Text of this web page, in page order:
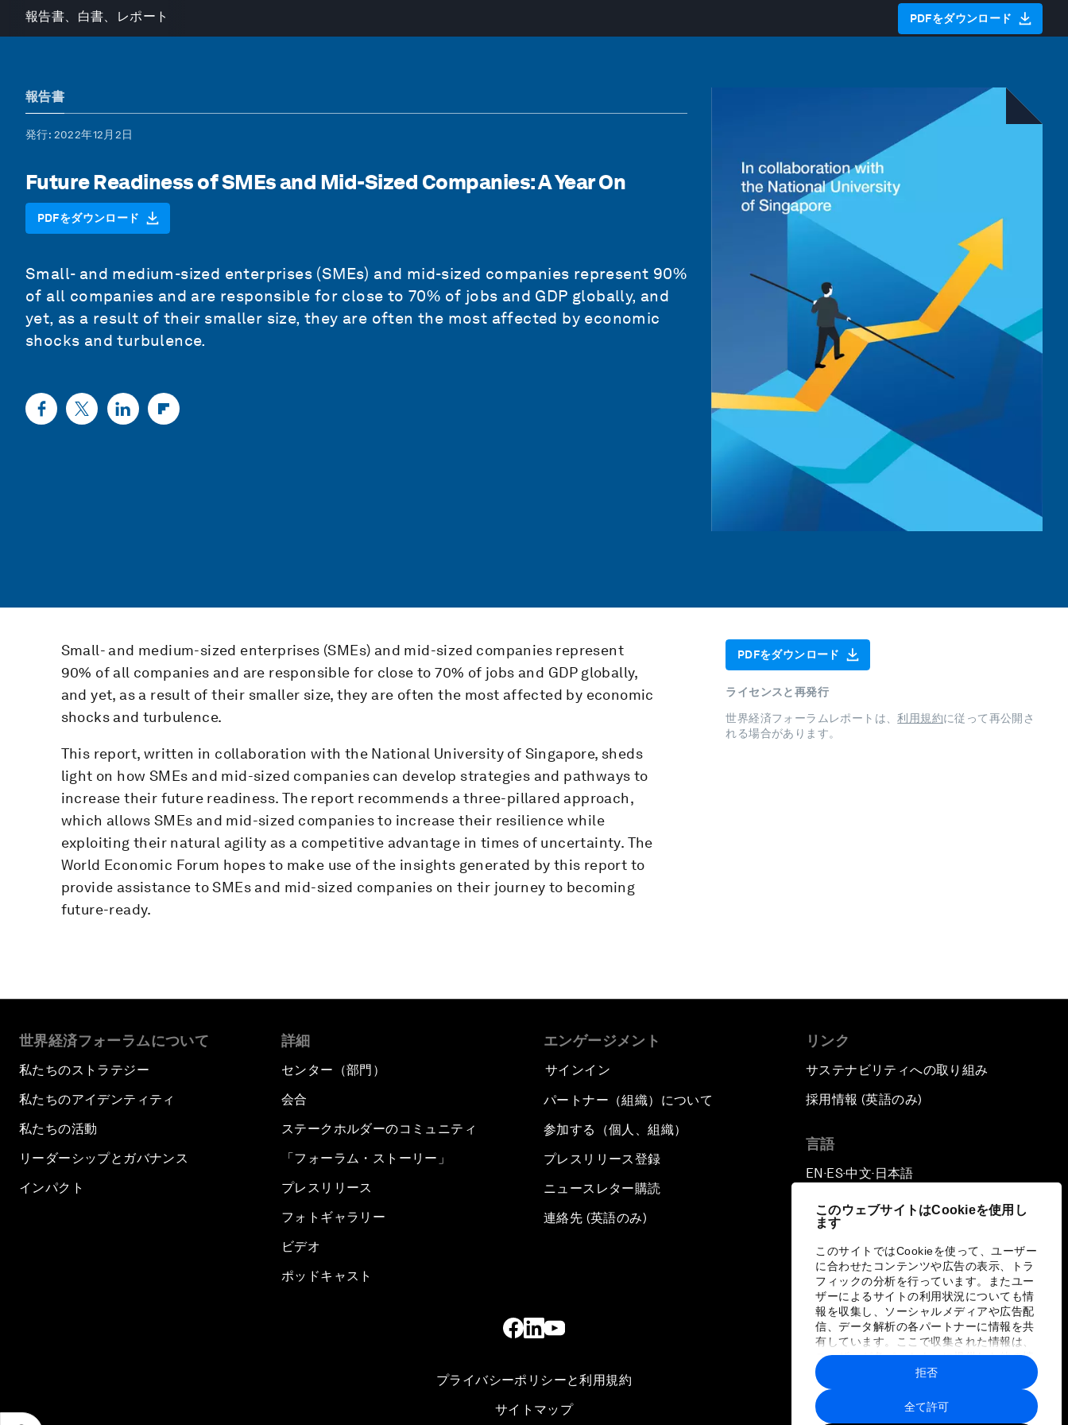
このウェブサイトはCookieを使用し
ます
このサイトではCookieを使って、ユーザー
に合わせたコンテンツや広告の表示、トラ
フィックの分析を行っています。またユー
ザーによるサイトの利用状況についても情
報を収集し、ソーシャルメディアや広告配
信、データ解析の各パートナーに情報を共
有しています。ここで収集された情報は、
ユーザーが各パートナーに提供した他の情
報や各パートナーのサービスを使用した際
に収集された情報と組み合わされ、各パー
トナーによって使用されることがありま
す。
全て許可
拒否
報告書、白書、レポート PDFをダウンロード
報告書
発行: 2022年12月2日
Future Readiness of SMEs and Mid-Sized Companies: A Year On
PDFをダウンロード
Small- and medium-sized enterprises (SMEs) and mid-sized companies represent 90%
of all companies and are responsible for close to 70% of jobs and GDP globally, and
yet, as a result of their smaller size, they are often the most affected by economic
shocks and turbulence.
Small- and medium-sized enterprises (SMEs) and mid-sized companies represent
90% of all companies and are responsible for close to 70% of jobs and GDP globally,
and yet, as a result of their smaller size, they are often the most affected by economic
shocks and turbulence.
This report, written in collaboration with the National University of Singapore, sheds
light on how SMEs and mid-sized companies can develop strategies and pathways to
increase their future readiness. The report recommends a three-pillared approach,
which allows SMEs and mid-sized companies to increase their resilience while
exploiting their natural agility as a competitive advantage in times of uncertainty. The
World Economic Forum hopes to make use of the insights generated by this report to
provide assistance to SMEs and mid-sized companies on their journey to becoming
future-ready.
PDFをダウンロード
ライセンスと再発行
世界経済フォーラムレポートは、利用規約に従って再公開さ
れる場合があります。
世界経済フォーラムについて
私たちのストラテジー
私たちのアイデンティティ
私たちの活動
リーダーシップとガバナンス
インパクト
詳細
センター（部門）
会合
ステークホルダーのコミュニティ
「フォーラム・ストーリー」
プレスリリース
フォトギャラリー
ビデオ
ポッドキャスト
エンゲージメント
サインイン
パートナー（組織）について
参加する（個人、組織）
プレスリリース登録
ニュースレター購読
連絡先 (英語のみ)
リンク
サステナビリティへの取り組み
採用情報 (英語のみ)
言語
EN ▪ ES▪中文▪ 日本語
プライバシーポリシーと利用規約
サイトマップ